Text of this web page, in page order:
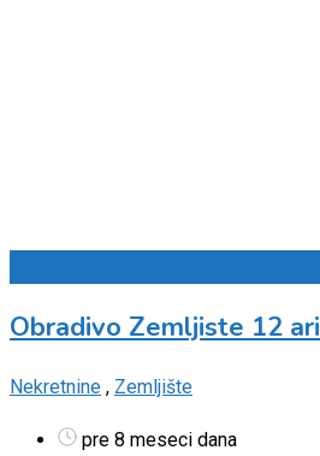
Obradivo Zemljiste 12 ari
Nekretnine , Zemljište
pre 8 meseci dana